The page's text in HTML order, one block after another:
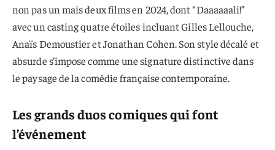
non pas un mais deux films en 2024, dont “Daaaaaali!”
avec un casting quatre étoiles incluant Gilles Lellouche,
Anaïs Demoustier et Jonathan Cohen. Son style décalé et
absurde s’impose comme une signature distinctive dans
le paysage de la comédie française contemporaine.
Les grands duos comiques qui font
l’événement